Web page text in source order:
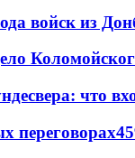
войск из
что
переговорах